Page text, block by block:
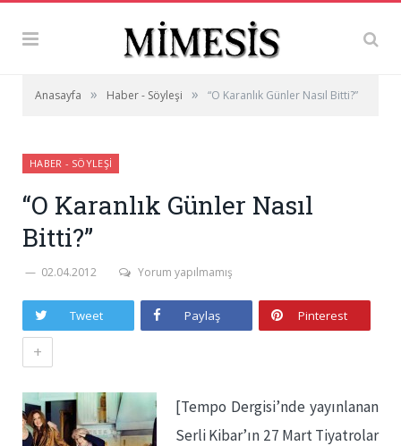
Anasayfa » Haber - Söyleşi » “O Karanlık Günler Nasıl Bitti?”
HABER - SÖYLEŞI
“O Karanlık Günler Nasıl
Bitti?”
02.04.2012 Yorum yapılmamış
Tweet Paylaş Pinterest
+
[Tempo Dergisi’nde yayınlanan
Serli Kibar’ın 27 Mart Tiyatrolar